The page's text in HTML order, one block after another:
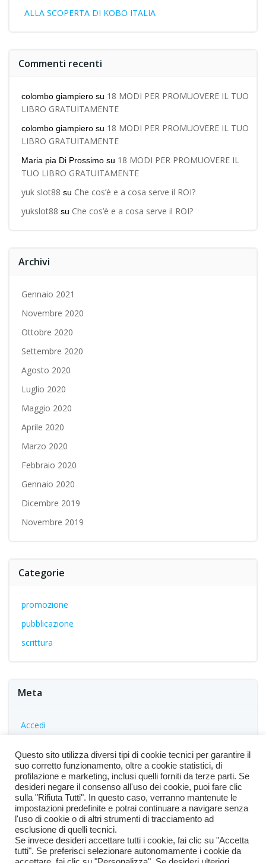
ALLA SCOPERTA DI KOBO ITALIA
Commenti recenti
colombo giampiero su 18 MODI PER PROMUOVERE IL TUO
LIBRO GRATUITAMENTE
colombo giampiero su 18 MODI PER PROMUOVERE IL TUO
LIBRO GRATUITAMENTE
Maria pia Di Prossimo su 18 MODI PER PROMUOVERE IL
TUO LIBRO GRATUITAMENTE
yuk slot88 su Che cos’è e a cosa serve il ROI?
yukslot88 su Che cos’è e a cosa serve il ROI?
Archivi
Gennaio 2021
Novembre 2020
Ottobre 2020
Settembre 2020
Agosto 2020
Luglio 2020
Maggio 2020
Aprile 2020
Marzo 2020
Febbraio 2020
Gennaio 2020
Dicembre 2019
Novembre 2019
Categorie
promozione
pubblicazione
scrittura
Meta
Accedi
Feed dei commenti
WordPress.org
Questo sito utilizza diversi tipi di cookie tecnici per garantire il
suo corretto funzionamento, oltre a cookie statistici, di
profilazione e marketing, inclusi quelli forniti da terze parti. Se
desideri negare il consenso all'uso dei cookie, puoi fare clic
sulla "Rifiuta Tutti". In questo caso, verranno mantenute le
impostazioni predefinite e potrai continuare a navigare senza
l'uso di cookie o di altri strumenti di tracciamento ad
esclusione di quelli tecnici.
Se invece desideri accettare tutti i cookie, fai clic su "Accetta
tutti". Se preferisci selezionare autonomamente i cookie da